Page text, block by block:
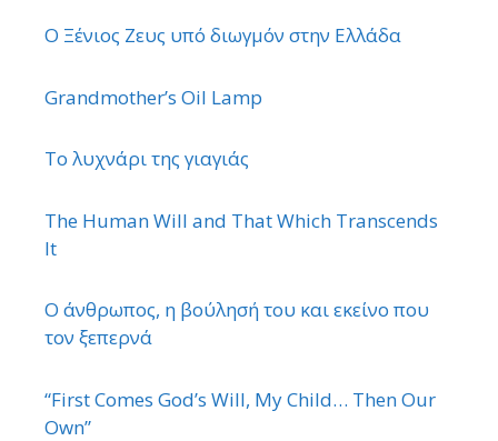
Ο Ξένιος Ζευς υπό διωγμόν στην Ελλάδα
Grandmother’s Oil Lamp
Το λυχνάρι της γιαγιάς
The Human Will and That Which Transcends
It
Ο άνθρωπος, η βούλησή του και εκείνο που
τον ξεπερνά
“First Comes God’s Will, My Child… Then Our
Own”